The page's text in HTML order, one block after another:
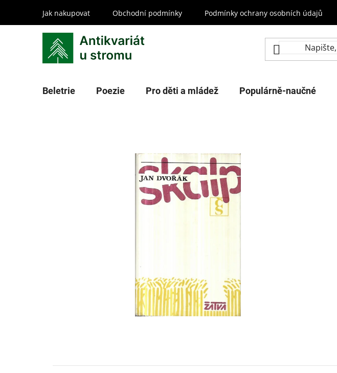
obsah
Jak nakupovat Obchodní podmínky Podmínky ochrany osobních údajů
Beletrie Poezie Pro děti a mládež Populárně-naučné